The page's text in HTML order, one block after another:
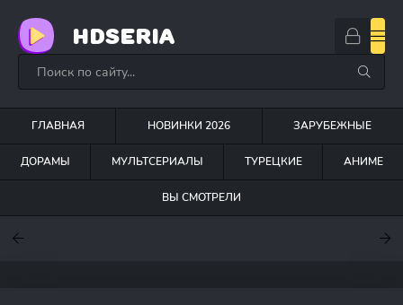
HDSERIA
ГЛАВНАЯ НОВИНКИ 2026 ЗАРУБЕЖНЫЕ
ДОРАМЫ МУЛЬТСЕРИАЛЫ ТУРЕЦКИЕ АНИМЕ
ВЫ СМОТРЕЛИ